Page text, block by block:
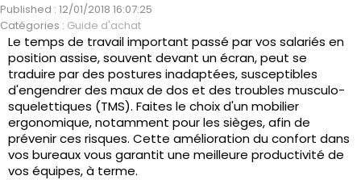
Published : 12/01/2018 16:07:25
Catégories : Guide d'achat
Le temps de travail important passé par vos salariés en
position assise, souvent devant un écran, peut se
traduire par des postures inadaptées, susceptibles
d'engendrer des maux de dos et des troubles musculo-
squelettiques (TMS). Faites le choix d'un mobilier
ergonomique, notamment pour les sièges, afin de
prévenir ces risques. Cette amélioration duconfort dans
vos bureauxvous garantit une meilleure productivité de
vos équipes, à terme.